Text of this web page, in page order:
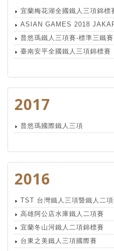
宜蘭梅花湖全國鐵人三項錦標
ASIAN GAMES 2018
普悠瑪鐵人三項賽-標準三鐵賽
臺南安平全國鐵人三項錦標賽
2017
普悠瑪國際鐵人三項
2016
TST 台灣鐵人三項暨鐵人二
高雄阿公店水庫鐵人二項賽
宜蘭冬山河鐵人二項錦標賽
台東之美鐵人三項國際賽